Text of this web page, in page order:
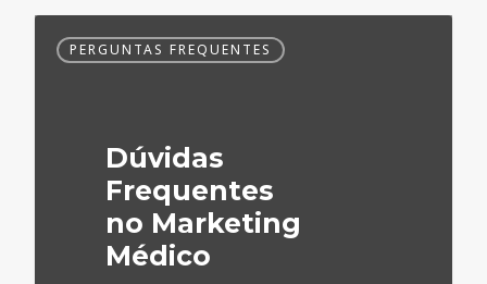
Frequentes
PERGUNTAS FREQUENTES
Dúvidas
Frequentes
no Marketing
Médico